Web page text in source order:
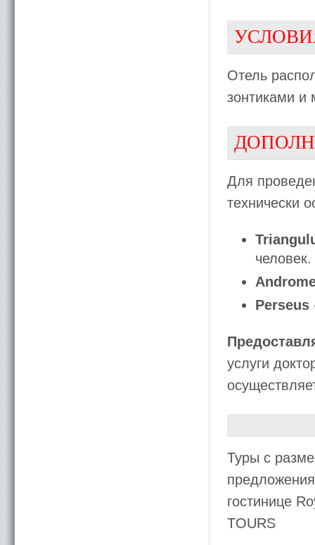
Отель
зонтиками и
Для
технически
человек.
Perseus
услуги
Туры с
гостинице
TOURS